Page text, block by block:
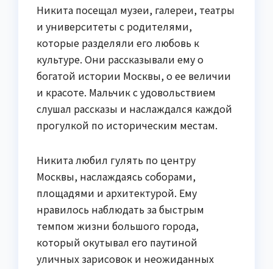
Никита посещал музеи, галереи, театры
и университеты с родителями,
которые разделяли его любовь к
культуре. Они рассказывали ему о
богатой истории Москвы, о ее величии
и красоте. Мальчик с удовольствием
слушал рассказы и наслаждался каждой
прогулкой по историческим местам.
Никита любил гулять по центру
Москвы, наслаждаясь соборами,
площадями и архитектурой. Ему
нравилось наблюдать за быстрым
темпом жизни большого города,
который окутывал его паутиной
уличных зарисовок и неожиданных